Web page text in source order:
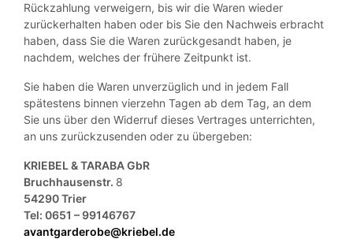
Rückzahlung verweigern, bis wir die Waren wieder
zurückerhalten haben oder bis Sie den Nachweis erbracht
haben, dass Sie die Waren zurückgesandt haben, je
nachdem, welches der frühere Zeitpunkt ist.
Sie haben die Waren unverzüglich und in jedem Fall
spätestens binnen vierzehn Tagen ab dem Tag, an dem
Sie uns über den Widerruf dieses Vertrages unterrichten,
an uns zurückzusenden oder zu übergeben:
KRIEBEL & TARABA GbR
Bruchhausenstr. 8
54290 Trier
Tel: 0651 – 99146767
avantgarderobe@kriebel.de